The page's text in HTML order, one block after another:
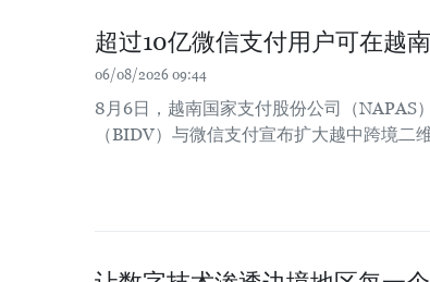
超过10亿微信支付用户可在越
06/08/2026 09:44
8月6日，越南国家支付股份公司（NAPAS
（BIDV）与微信支付宣布扩大越中跨境二